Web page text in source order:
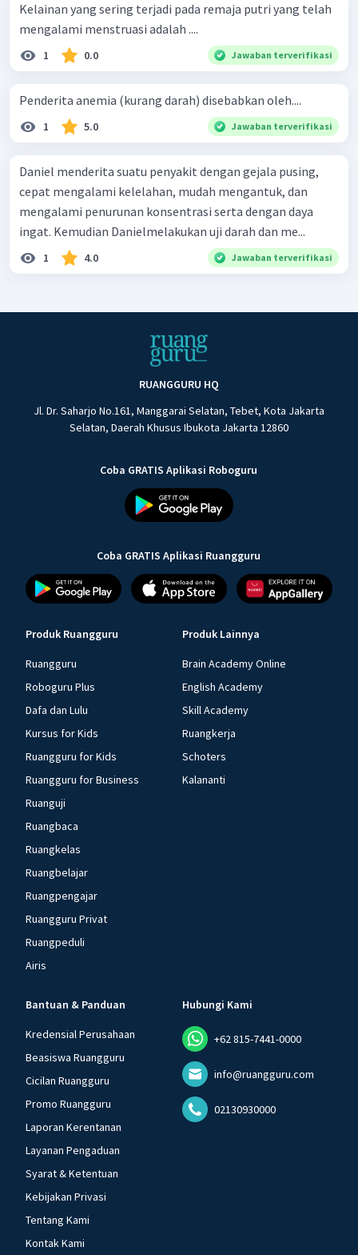
Kelainan yang sering terjadi pada remaja putri yang telah
mengalami menstruasi adalah ....
1 0.0 Jawaban terverifikasi
Penderita anemia (kurang darah) disebabkan oleh....
1 5.0 Jawaban terverifikasi
Daniel menderita suatu penyakit dengan gejala pusing,
cepat mengalami kelelahan, mudah mengantuk, dan
mengalami penurunan konsentrasi serta dengan daya
ingat. Kemudian Danielmelakukan uji darah dan me...
1 4.0 Jawaban terverifikasi
RUANGGURU HQ
Jl. Dr. Saharjo No.161, Manggarai Selatan, Tebet, Kota Jakarta
Selatan, Daerah Khusus Ibukota Jakarta 12860
Coba GRATIS Aplikasi Roboguru
Coba GRATIS Aplikasi Ruangguru
Produk Ruangguru
Ruangguru
Roboguru Plus
Dafa dan Lulu
Kursus for Kids
Ruangguru for Kids
Ruangguru for Business
Ruanguji
Ruangbaca
Ruangkelas
Ruangbelajar
Ruangpengajar
Ruangguru Privat
Ruangpeduli
Airis
Produk Lainnya
Brain Academy Online
English Academy
Skill Academy
Ruangkerja
Schoters
Kalananti
Bantuan & Panduan
Kredensial Perusahaan
Beasiswa Ruangguru
Cicilan Ruangguru
Promo Ruangguru
Laporan Kerentanan
Layanan Pengaduan
Syarat & Ketentuan
Kebijakan Privasi
Tentang Kami
Kontak Kami
Hubungi Kami
+62 815-7441-0000
info@ruangguru.com
02130930000